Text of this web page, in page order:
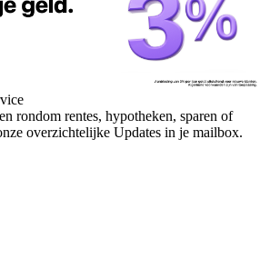
rondom rentes, hypotheken, sparen of
overzichtelijke Updates in je mailbox.